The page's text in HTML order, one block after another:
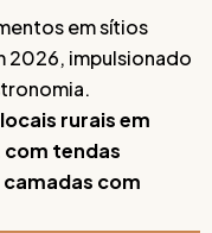
em sítios
2026, impulsionado
rurais em
com tendas
com